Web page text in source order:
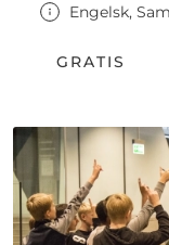
Engelsk,
GRATIS